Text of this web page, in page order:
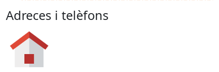
Adreces i telèfons